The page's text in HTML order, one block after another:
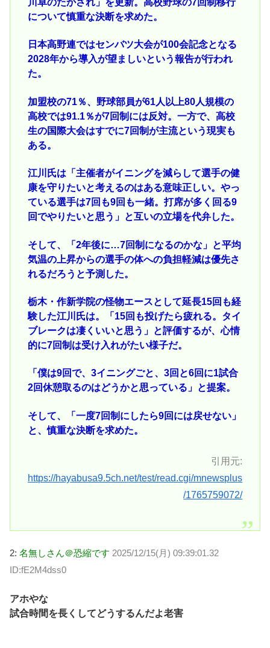
川卓のたかされ」を更新。高校野球の7回制移行
について慎重な決断を求めた。
日本高野連ではセンバツ大会が100会記念となる
2028年から導入が望ましいという報告が行われ
た。
加盟校の71％、野球部員が61人以上80人規模の
高校では91.1％が7回制には反対。一方で、高校
生の国際大会はすでに7回制が主流という現実も
ある。
江川氏は「主催者がイニングを減らして選手の健
康を守りたいと考えるのはある意味正しい。やっ
ている選手は7回も9回も一緒。打席が多く回る9
回でやりたいと思う」と互いの立場を代弁した。
そして、「2年後に…7回制になるのかな」と平均
気温の上昇からの選手の体への負担軽減は優先さ
れるだろうと予測した。
栃木・作新学院の怪物エースとして延長15回も経
験した江川氏は。「15回も投げたら疲れる。タイ
ブレークは凄くいいと思う」と評価するが、心情
的に7回制は受け入れがたい様子だ。
「僕は9回で、3イニングごと、3回と6回に1試合
2回休憩取るのはどうかと思っている」と提案。
そして、「一度7回制にしたら9回には戻せない」
と、慎重な決断を求めた。
引用元:
https://hayabusa9.5ch.net/test/read.cgi/mnewsplus
/1765759072/
2: 名無しさん＠恐縮です 2025/12/15(月) 09:39:01.32
ID:fE2M4dss0
アホやな
試合時間を長くしてどうするんだよ老害